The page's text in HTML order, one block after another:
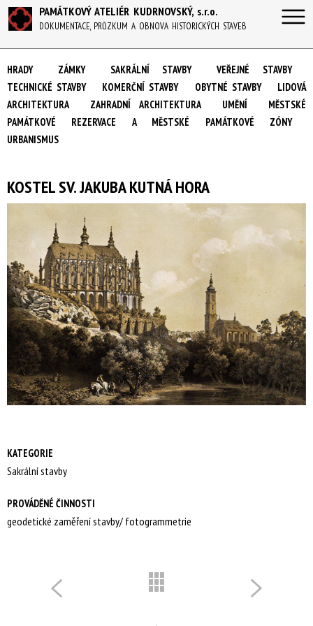
PAMÁTKOVÝ ATELIÉR KUDRNOVSKÝ, s.r.o.
DOKUMENTACE, PRŮZKUM A OBNOVA HISTORICKÝCH STAVEB
HRADY ZÁMKY SAKRÁLNÍ STAVBY
VEŘEJNÉ STAVBY
TECHNICKÉ STAVBY
KOMERČNÍ STAVBY OBYTNÉ STAVBY
LIDOVÁ
ARCHITEKTURA
ZAHRADNÍ ARCHITEKTURA UMĚNÍ
MĚSTSKÉ
PAMÁTKOVÉ REZERVACE A MĚSTSKÉ PAMÁTKOVÉ ZÓNY
URBANISMUS
KOSTEL SV. JAKUBA KUTNÁ HORA
KATEGORIE
Sakrální stavby
PROVÁDĚNÉ ČINNOSTI
geodetické zaměření stavby/ fotogrammetrie